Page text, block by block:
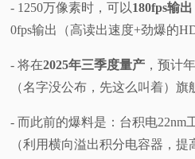
- 1250万像素时，可以180fps输出
0fps输出（高读出速度+劲爆的
- 将在2025年三季度量产 ，预计
（名字没公布，先这么叫着）旗
- 而此前的爆料是：台积电22nm
（利用横向溢出积分电容器，